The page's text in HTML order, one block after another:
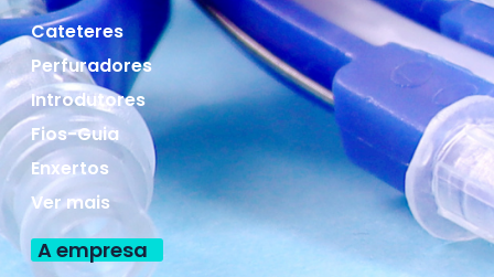
Cateteres
Perfuradores
Introdutores
Fios-Guia
Enxertos
Ver mais
A empresa